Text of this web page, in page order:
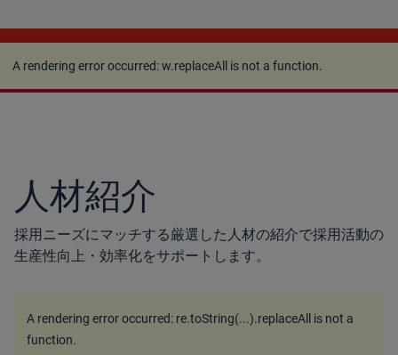
A rendering error occurred:w.replaceAll is not a
function.
A rendering error occurred:w.replaceAll is not a function.
人材紹介
採用ニーズにマッチする厳選した人材の紹介で採用活動の
生産性向上・効率化をサポートします。
A rendering error occurred: re.toString(...).replaceAll is not a
function.